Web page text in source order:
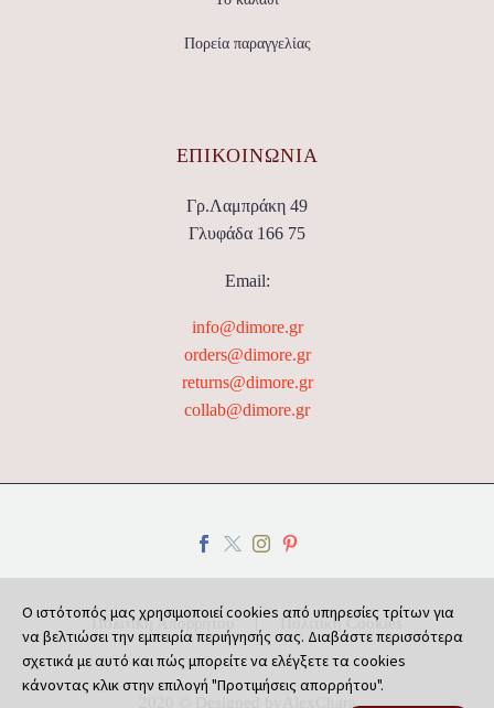
Πορεία παραγγελίας
ΕΠΙΚΟΙΝΩΝΊΑ
Γρ.Λαμπράκη 49
Γλυφάδα 166 75
Email:
info@dimore.gr
orders@dimore.gr
returns@dimore.gr
collab@dimore.gr
Πολιτική Απορρήτου Πολιτική Cookies
AlexChara
Ο ιστότοπός μας χρησιμοποιεί cookies από υπηρεσίες τρίτων για
να βελτιώσει την εμπειρία περιήγησής σας. Διαβάστε περισσότερα
σχετικά με αυτό και πώς μπορείτε να ελέγξετε τα cookies
κάνοντας κλικ στην επιλογή "Προτιμήσεις απορρήτου".